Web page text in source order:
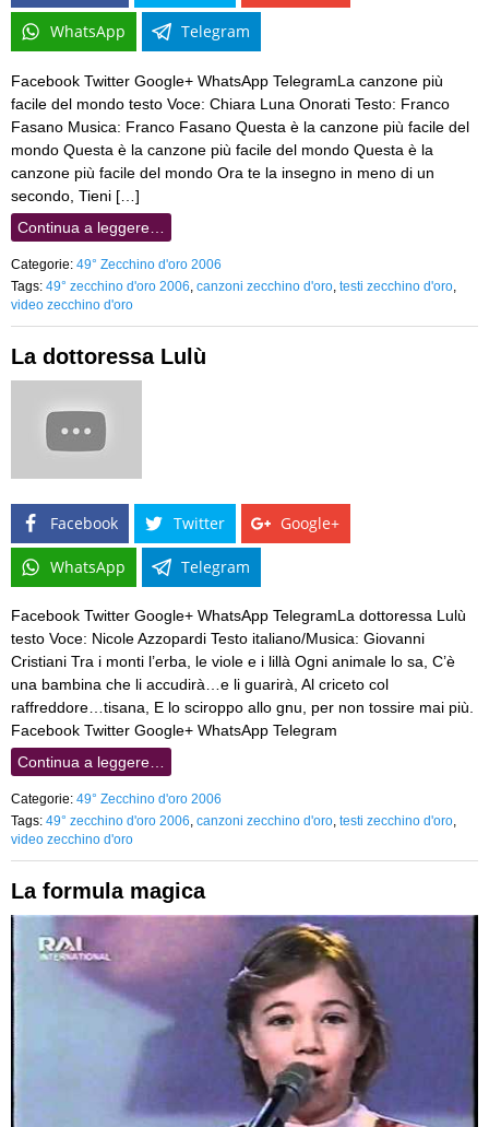
WhatsApp Telegram
Facebook Twitter Google+ WhatsApp TelegramLa canzone più
facile del mondo testo Voce: Chiara Luna Onorati Testo: Franco
Fasano Musica: Franco Fasano Questa è la canzone più facile del
mondo Questa è la canzone più facile del mondo Questa è la
canzone più facile del mondo Ora te la insegno in meno di un
secondo, Tieni […]
Continua a leggere…
Categorie: 49° Zecchino d'oro 2006
Tags: 49° zecchino d'oro 2006 canzoni zecchino d'oro testi zecchino d'oro
video zecchino d'oro
La dottoressa Lulù
Facebook Twitter Google+
WhatsApp Telegram
Facebook Twitter Google+ WhatsApp TelegramLa dottoressa Lulù
testo Voce: Nicole Azzopardi Testo italiano/Musica: Giovanni
Cristiani Tra i monti l’erba, le viole e i lillà Ogni animale lo sa, C’è
una bambina che li accudirà…e li guarirà, Al criceto col
raffreddore…tisana, E lo sciroppo allo gnu, per non tossire mai più.
Facebook Twitter Google+ WhatsApp Telegram
Continua a leggere…
Categorie: 49° Zecchino d'oro 2006
Tags: 49° zecchino d'oro 2006 canzoni zecchino d'oro testi zecchino d'oro
video zecchino d'oro
La formula magica